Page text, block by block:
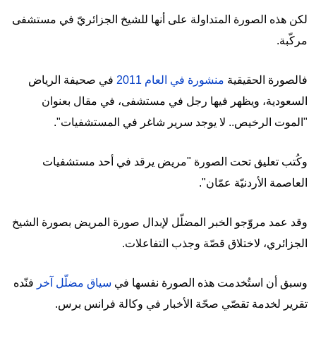
لكن هذه الصورة المتداولة على أنها للشيخ الجزائريّ في مستشفى
مركّبة.
فالصورة الحقيقية منشورة في العام 2011
في صحيفة الرياض
السعودية، ويظهر فيها رجل في مستشفى، في مقال بعنوان
"الموت الرخيص.. لا يوجد سرير شاغر في المستشفيات".
وكُتب تعليق تحت الصورة "مريض يرقد في أحد مستشفيات
العاصمة الأردنيّة عمّان".
وقد عمد مروّجو الخبر المضلّل لإبدال صورة المريض بصورة الشيخ
الجزائري، لاختلاق قصّة وجذب التفاعلات.
وسبق أن استُخدمت هذه الصورة نفسها في سياق مضلّل آخر فنّده
تقرير لخدمة تقصّي صحّة الأخبار في وكالة فرانس برس.